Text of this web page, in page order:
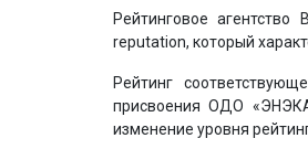
Рейтинговое
reputation, который
Рейтинг
присвоения ОДО
изменение уровня